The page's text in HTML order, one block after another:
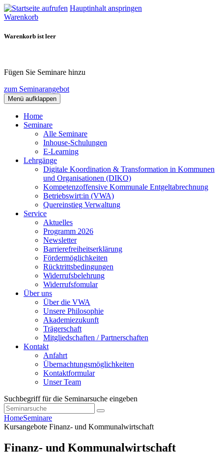
Hauptinhalt anspringen
Warenkorb
Warenkorb ist leer
Fügen Sie Seminare hinzu
zum Seminarangebot
Menü aufklappen
Home
Seminare
Alle Seminare
Inhouse-Schulungen
E-Learning
Lehrgänge
Digitale Koordination & Transformation in Kommunen
und Organisationen (DIKO)
Kompetenzoffensive Kommunale Entgeltabrechnung
Betriebswirt:in (VWA)
Quereinstieg Verwaltung
Service
Aktuelles
Programm 2026
Newsletter
Barrierefreiheitserklärung
Fördermöglichkeiten
Rücktrittsbedingungen
Widerrufsbelehrung
Widerrufsfomular
Über uns
Über die VWA
Unsere Philosophie
Akademiezukunft
Trägerschaft
Mitgliedschaften / Partnerschaften
Kontakt
Anfahrt
Übernachtungsmöglichkeiten
Kontaktformular
Unser Team
Suchbegriff für die Seminarsuche eingeben
HomeSeminare
Kursangebote Finanz- und Kommunalwirtschaft
Finanz- und Kommunalwirtschaft